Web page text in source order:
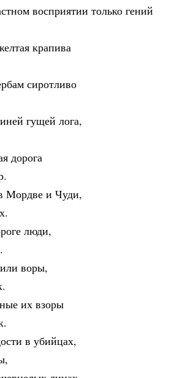
восприятии только гений
крапива
сиротливо
гущей лога,
дорога
Мордве и Чуди,
люди,
воры,
их взоры
в убийцах,